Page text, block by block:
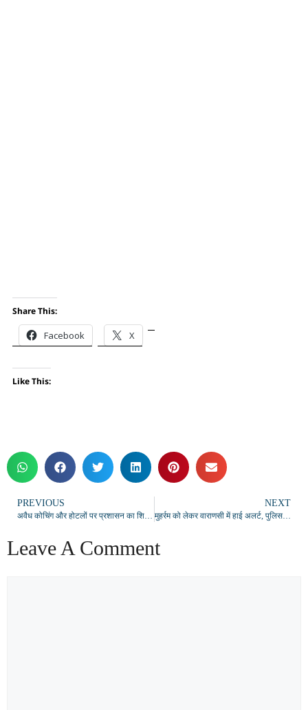
Share This:
Facebook X
Like This:
PREVIOUS
अवैध कोचिंग और होटलों पर प्रशासन का शिकंजा, एनओसी के बिना संचालन पर होगी कार्रवाई; सुरक्षा मानकों के पालन के सख्त निर्देश
NEXT
मुहर्रम को लेकर वाराणसी में हाई अलर्ट, पुलिस-प्रशासन ने किया फ्लैग मार्च
Leave A Comment